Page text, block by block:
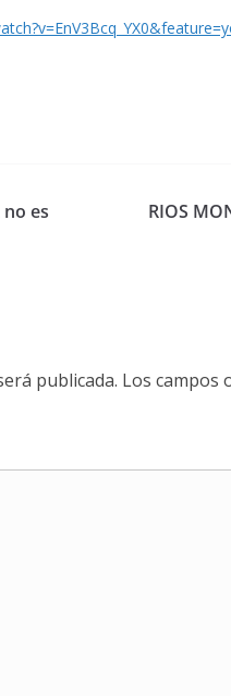
es
RIOS
publicada. Los campos